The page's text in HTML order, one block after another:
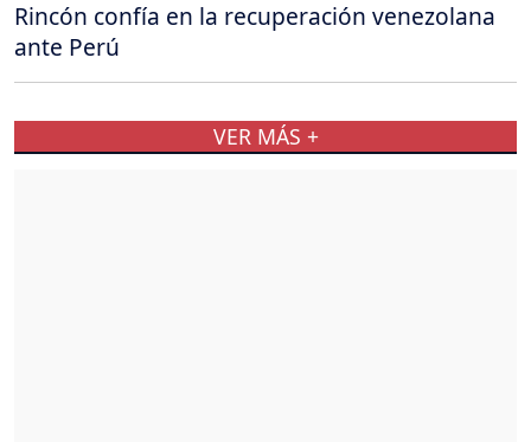
Rincón confía en la recuperación venezolana
ante Perú
VER MÁS +